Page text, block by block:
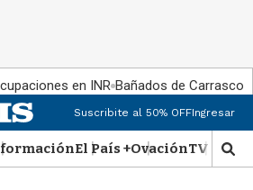
en INR Bañados de Carrasco
Suscribite al 50% OFFIngresar
El País +OvaciónTV Show
M
o